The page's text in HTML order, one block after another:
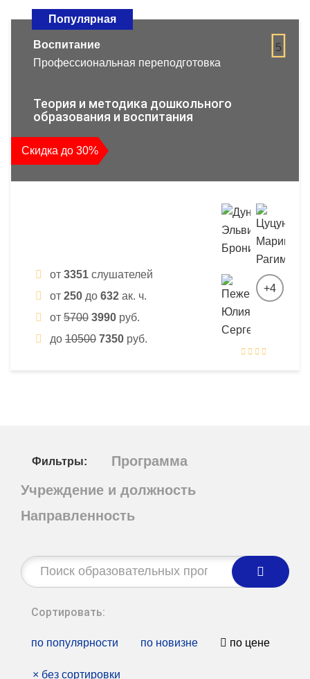
Популярная
5
Воспитание
Профессиональная переподготовка
Теория и методика дошкольного
образования и воспитания
Скидка до 30%
от 3351 слушателей
от 250 до 632 ак. ч.
от 5700 3990 руб.
до 10500 7350 руб.
+4
Фильтры:
Программа
Учреждение и должность
Направленность
Строка
поиска:
Сортировать:
по популярности по новизне по цене
× без сортировки